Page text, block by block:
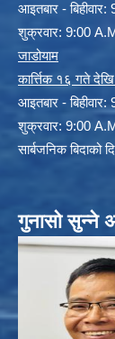
आइतबार -
शुक्रवार: 9:00
जाडोयाम
कार्त्तिक १६ गते
आइतबार -
शुक्रवार: 9:00
सार्बजनिक बिदाको
गुनासो सुन्ने